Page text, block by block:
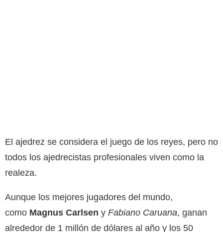
El ajedrez se considera el juego de los reyes, pero no
todos los ajedrecistas profesionales viven como la
realeza.
Aunque los mejores jugadores del mundo,
como Magnus Carlsen y Fabiano Caruana, ganan
alrededor de 1 millón de dólares al año y los 50